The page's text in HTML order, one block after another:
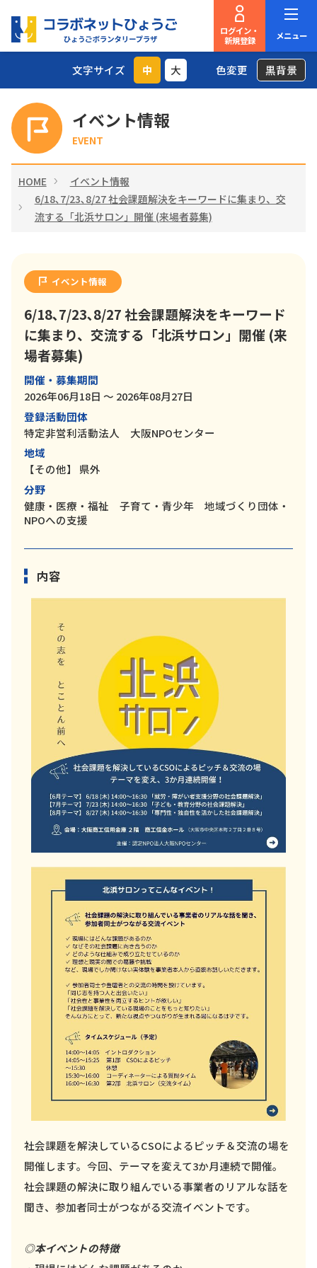
ログイン・
新規登録
メニュー
文字サイズ 中 大 色変更 黒背景
イベント情報
EVENT
HOME
イベント情報
6/18､7/23､8/27 社会課題解決をキーワードに集まり、交
流する「北浜サロン」開催 (来場者募集)
イベント情報
6/18､7/23､8/27 社会課題解決をキーワード
に集まり、交流する「北浜サロン」開催 (来
場者募集)
開催・募集期間
2026年06月18日 ～ 2026年08月27日
登録活動団体
特定非営利活動法人 大阪NPOセンター
地域
【その他】
県外
分野
健康・医療・福祉 子育て・青少年 地域づくり団体・
NPOへの支援
内容
社会課題を解決しているCSOによるピッチ＆交流の場を
開催します。今回、テーマを変えて3か月連続で開催。
社会課題の解決に取り組んでいる事業者のリアルな話を
聞き、参加者同士がつながる交流イベントです。
◎本イベントの特徴